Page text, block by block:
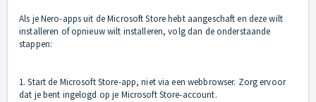
Als je Nero-apps uit de Microsoft Store hebt aangeschaft en deze wilt
installeren of opnieuw wilt installeren, volg dan de onderstaande
stappen:
1. Start de Microsoft Store-app, niet via een webbrowser. Zorg ervoor
dat je bent ingelogd op je Microsoft Store-account.